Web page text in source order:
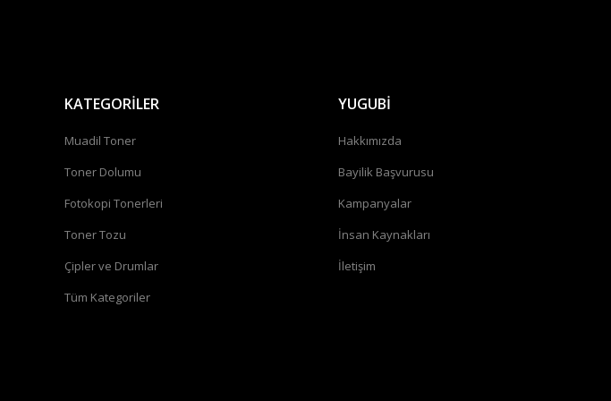
KATEGORİLER
Muadil Toner
Toner Dolumu
Fotokopi Tonerleri
Toner Tozu
Çipler ve Drumlar
Tüm Kategoriler
YUGUBİ
Hakkımızda
Bayilik Başvurusu
Kampanyalar
İnsan Kaynakları
İletişim